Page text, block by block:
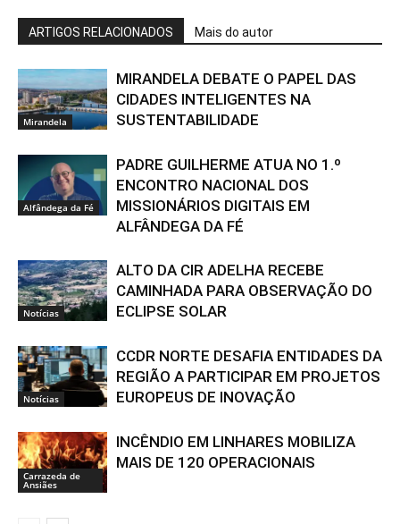
ARTIGOS RELACIONADOS Mais do autor
Mirandela
MIRANDELA DEBATE O PAPEL DAS
CIDADES INTELIGENTES NA
SUSTENTABILIDADE
Alfândega da Fé
PADRE GUILHERME ATUA NO 1.º
ENCONTRO NACIONAL DOS
MISSIONÁRIOS DIGITAIS EM
ALFÂNDEGA DA FÉ
Notícias
ALTO DA CIR ADELHA RECEBE
CAMINHADA PARA OBSERVAÇÃO DO
ECLIPSE SOLAR
Notícias
CCDR NORTE DESAFIA ENTIDADES DA
REGIÃO A PARTICIPAR EM PROJETOS
EUROPEUS DE INOVAÇÃO
Carrazeda de
Ansiães
INCÊNDIO EM LINHARES MOBILIZA
MAIS DE 120 OPERACIONAIS